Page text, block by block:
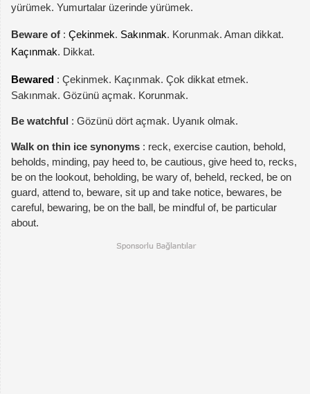
yürümek. Yumurtalar üzerinde yürümek.
Beware of : Çekinmek. Sakınmak. Korunmak. Aman dikkat.
Kaçınmak. Dikkat.
Bewared : Çekinmek. Kaçınmak. Çok dikkat etmek.
Sakınmak. Gözünü açmak. Korunmak.
Be watchful : Gözünü dört açmak. Uyanık olmak.
Walk on thin ice synonyms : reck, exercise caution, behold,
beholds, minding, pay heed to, be cautious, give heed to, recks,
be on the lookout, beholding, be wary of, beheld, recked, be on
guard, attend to, beware, sit up and take notice, bewares, be
careful, bewaring, be on the ball, be mindful of, be particular
about.